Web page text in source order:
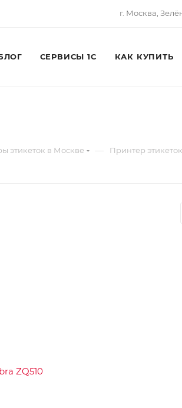
г. Москва,
СЕРВИСЫ 1С КАК КУПИТЬ
этикеток в Москве — Принтер